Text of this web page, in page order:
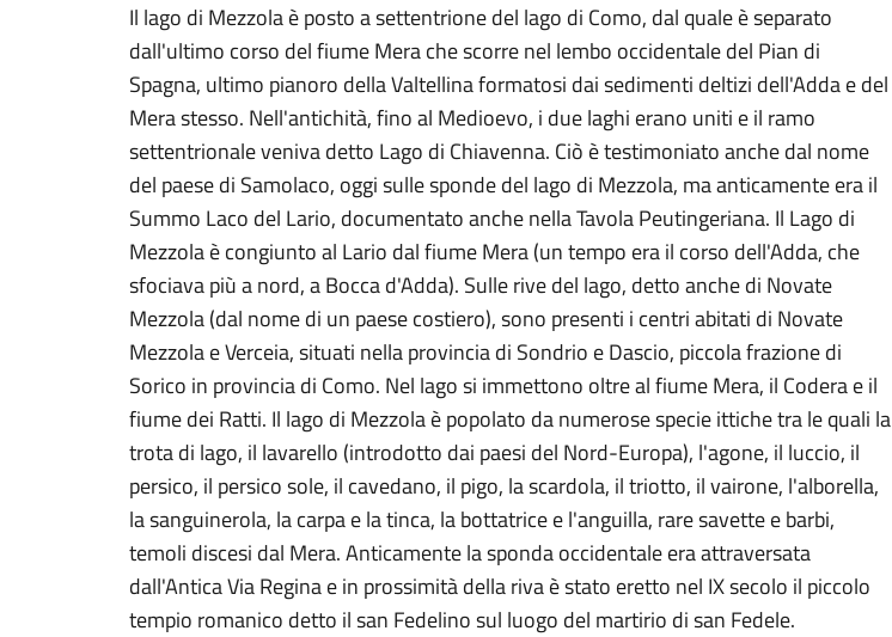
Il lago di Mezzola è posto a settentrione del lago di Como, dal quale è separato
dall'ultimo corso del fiume Mera che scorre nel lembo occidentale del Pian di
Spagna, ultimo pianoro della Valtellina formatosi dai sedimenti deltizi dell'Adda e del
Mera stesso. Nell'antichità, fino al Medioevo, i due laghi erano uniti e il ramo
settentrionale veniva detto Lago di Chiavenna. Ciò è testimoniato anche dal nome
del paese di Samolaco, oggi sulle sponde del lago di Mezzola, ma anticamente era il
Summo Laco del Lario, documentato anche nella Tavola Peutingeriana. Il Lago di
Mezzola è congiunto al Lario dal fiume Mera (un tempo era il corso dell'Adda, che
sfociava più a nord, a Bocca d'Adda). Sulle rive del lago, detto anche di Novate
Mezzola (dal nome di un paese costiero), sono presenti i centri abitati di Novate
Mezzola e Verceia, situati nella provincia di Sondrio e Dascio, piccola frazione di
Sorico in provincia di Como. Nel lago si immettono oltre al fiume Mera, il Codera e il
fiume dei Ratti. Il lago di Mezzola è popolato da numerose specie ittiche tra le quali la
trota di lago, il lavarello (introdotto dai paesi del Nord-Europa), l'agone, il luccio, il
persico, il persico sole, il cavedano, il pigo, la scardola, il triotto, il vairone, l'alborella,
la sanguinerola, la carpa e la tinca, la bottatrice e l'anguilla, rare savette e barbi,
temoli discesi dal Mera. Anticamente la sponda occidentale era attraversata
dall'Antica Via Regina e in prossimità della riva è stato eretto nel IX secolo il piccolo
tempio romanico detto il san Fedelino sul luogo del martirio di san Fedele.